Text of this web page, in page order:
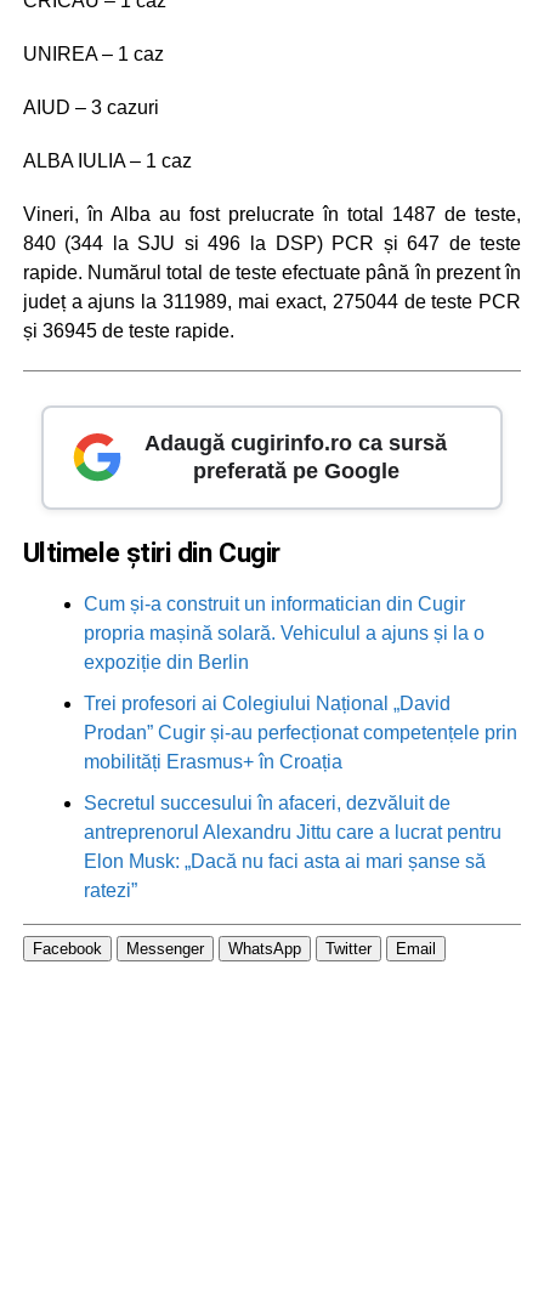
UNIREA – 1 caz
AIUD – 3 cazuri
ALBA IULIA – 1 caz
Vineri, în Alba au fost prelucrate în total 1487 de teste,
840 (344 la SJU si 496 la DSP) PCR și 647 de teste
rapide. Numărul total de teste efectuate până în prezent în
județ a ajuns la 311989, mai exact, 275044 de teste PCR
și 36945 de teste rapide.
Adaugă cugirinfo.ro ca sursă
preferată pe Google
Ultimele știri din Cugir
Cum și-a construit un informatician din Cugir
propria mașină solară. Vehiculul a ajuns și la o
expoziție din Berlin
Trei profesori ai Colegiului Național „David
Prodan” Cugir și-au perfecționat competențele prin
mobilități Erasmus+ în Croația
Secretul succesului în afaceri, dezvăluit de
antreprenorul Alexandru Jittu care a lucrat pentru
Elon Musk: „Dacă nu faci asta ai mari șanse să
ratezi”
Facebook Messenger WhatsApp Twitter Email